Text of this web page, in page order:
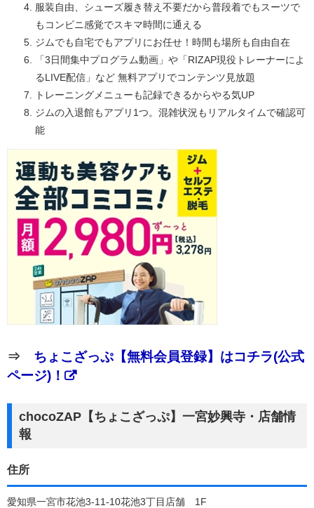
服装自由、シューズ履き替え不要だから普段着でもスーツで
もコンビニ感覚でスキマ時間に通える
ジムでも自宅でもアプリにお任せ！時間も場所も自由自在
「3日間集中プログラム動画」や「RIZAP現役トレーナーによ
るLIVE配信」など 無料アプリでコンテンツ見放題
トレーニングメニューも記録できるからやる気UP
ジムの入退館もアプリ1つ。混雑状況もリアルタイムで確認可
能
⇒ ちょこざっぷ【無料会員登録】はコチラ(公式
ページ)！
chocoZAP【ちょこざっぷ】一宮妙興寺・店舗情
報
住所
愛知県一宮市花池3-11-10花池3丁目店舗 1F